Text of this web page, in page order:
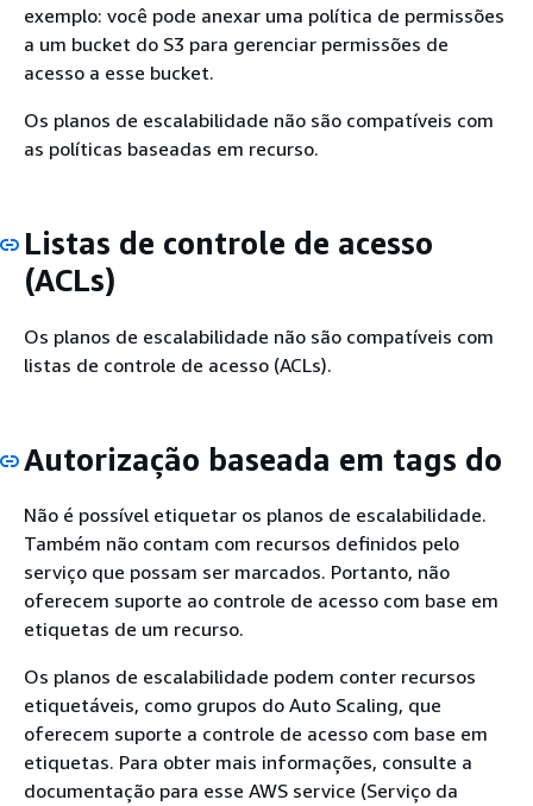
exemplo: você pode anexar uma política de permissões
a um bucket do S3 para gerenciar permissões de
acesso a esse bucket.
Os planos de escalabilidade não são compatíveis com
as políticas baseadas em recurso.
Listas de controle de acesso
(ACLs)
Os planos de escalabilidade não são compatíveis com
listas de controle de acesso (ACLs).
Autorização baseada em tags do
Não é possível etiquetar os planos de escalabilidade.
Também não contam com recursos definidos pelo
serviço que possam ser marcados. Portanto, não
oferecem suporte ao controle de acesso com base em
etiquetas de um recurso.
Os planos de escalabilidade podem conter recursos
etiquetáveis, como grupos do Auto Scaling, que
oferecem suporte a controle de acesso com base em
etiquetas. Para obter mais informações, consulte a
documentação para esse AWS service (Serviço da